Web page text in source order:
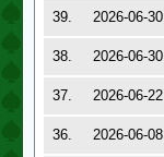
39.
2026-06-30
38.
2026-06-30
37.
2026-06-22
36.
2026-06-08